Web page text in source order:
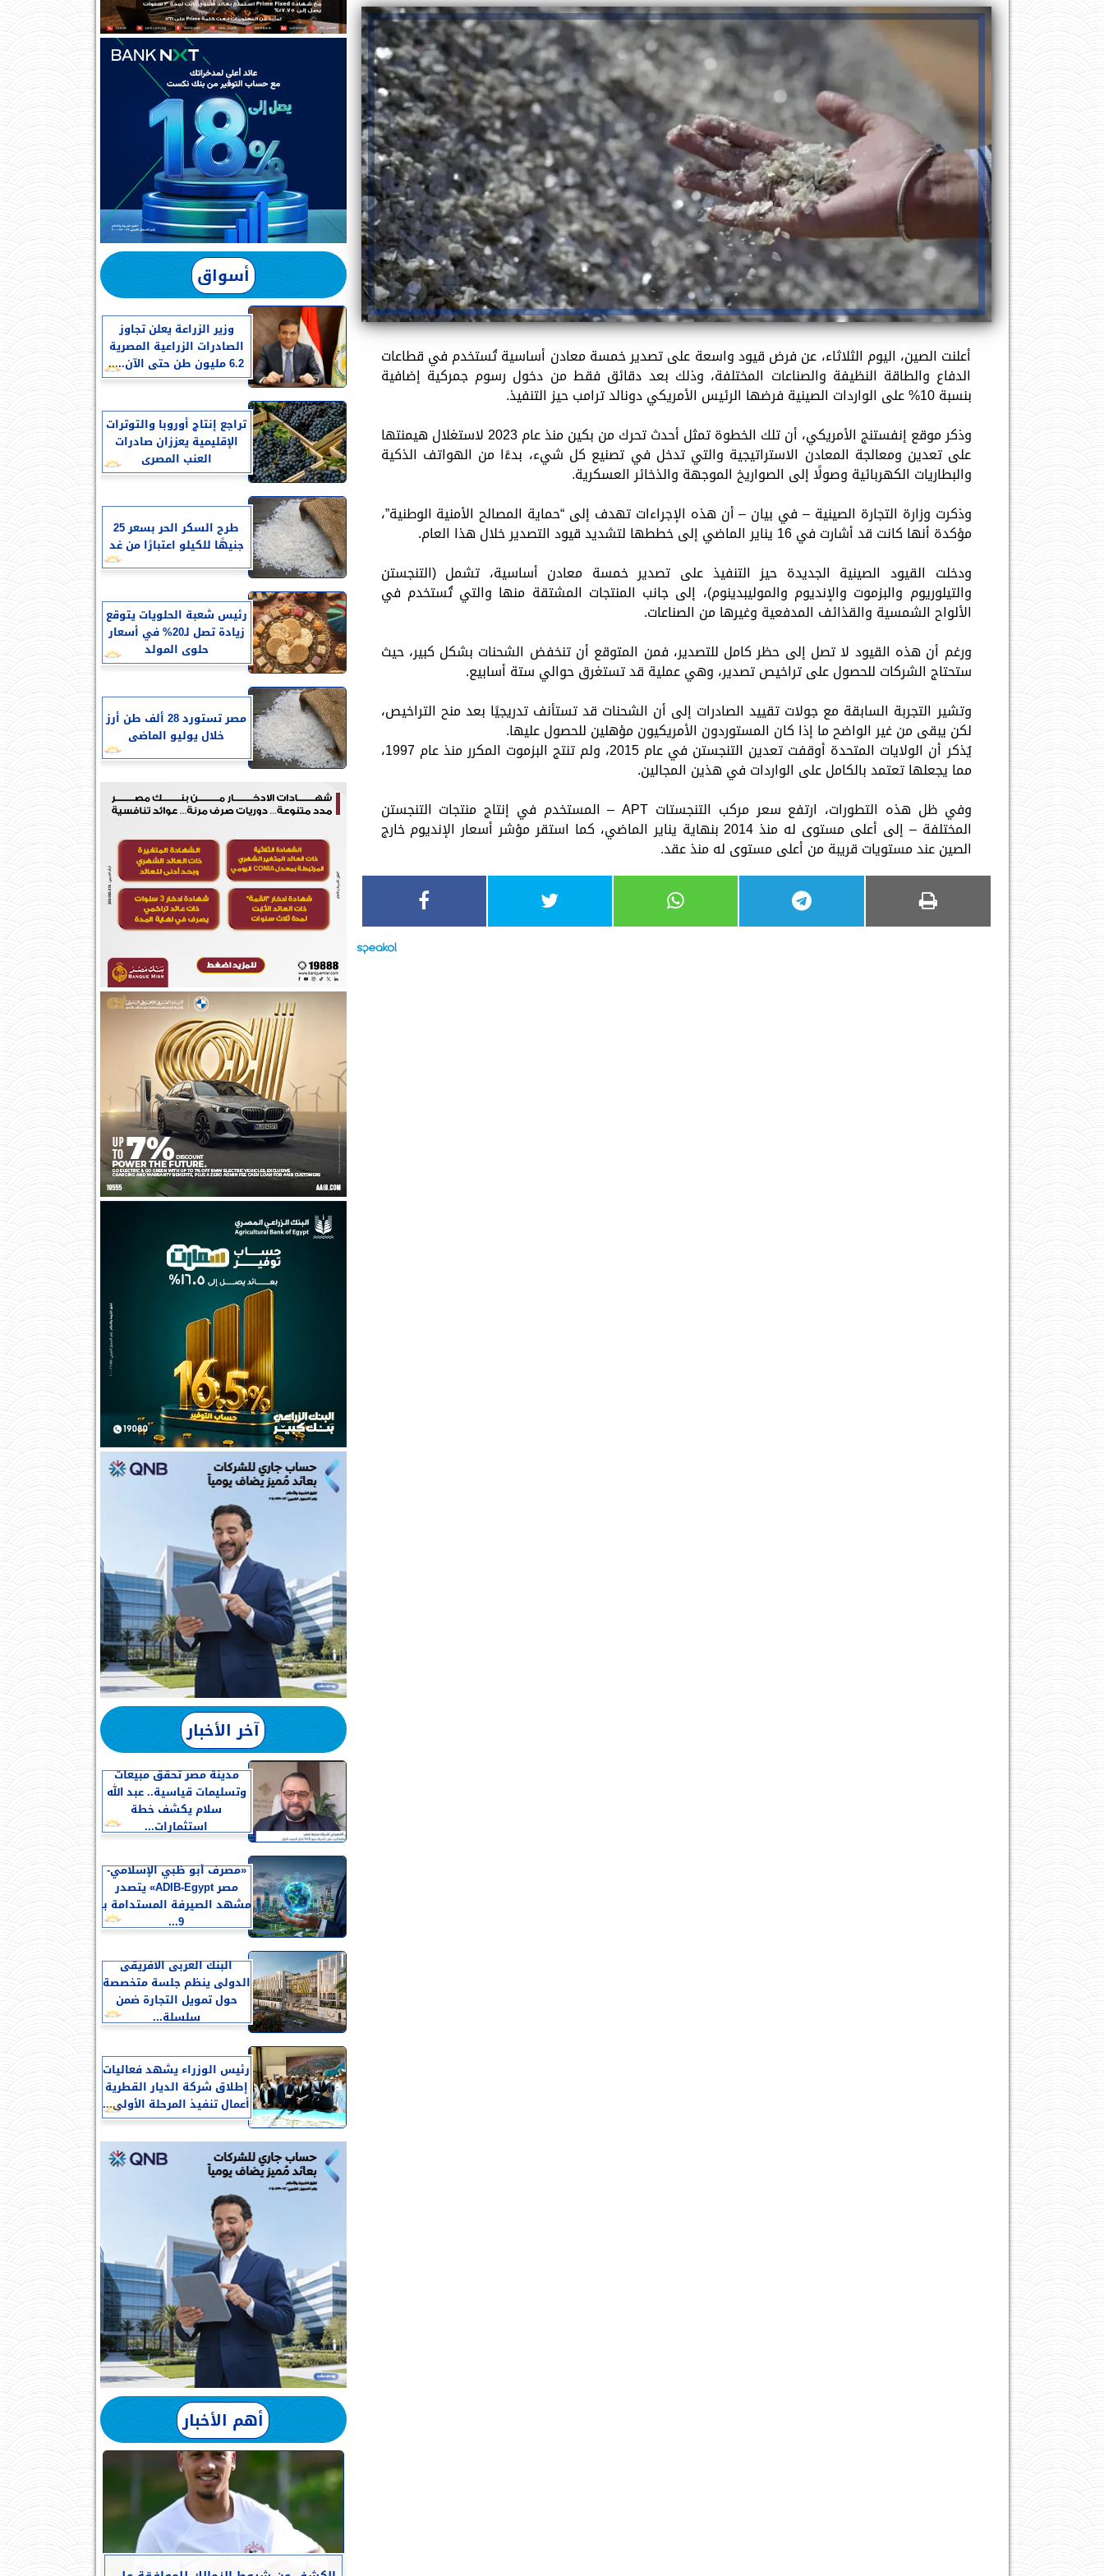
أعلنت الصين، اليوم الثلاثاء، عن فرض قيود واسعة على تصدير خمسة معادن أساسية تُستخدم في قطاعات
الدفاع والطاقة النظيفة والصناعات المختلفة، وذلك بعد دقائق فقط من دخول رسوم جمركية إضافية
بنسبة 10% على الواردات الصينية فرضها الرئيس الأمريكي دونالد ترامب حيز التنفيذ.
وذكر موقع إنفستنج الأمريكي، أن تلك الخطوة تمثل أحدث تحرك من بكين منذ عام 2023 لاستغلال هيمنتها
على تعدين ومعالجة المعادن الاستراتيجية والتي تدخل في تصنيع كل شيء، بدءًا من الهواتف الذكية
والبطاريات الكهربائية وصولًا إلى الصواريخ الموجهة والذخائر العسكرية.
وذكرت وزارة التجارة الصينية – في بيان – أن هذه الإجراءات تهدف إلى “حماية المصالح الأمنية الوطنية”،
مؤكدة أنها كانت قد أشارت في 16 يناير الماضي إلى خططها لتشديد قيود التصدير خلال هذا العام.
ودخلت القيود الصينية الجديدة حيز التنفيذ على تصدير خمسة معادن أساسية، تشمل (التنجستن
والتيلوريوم والبزموت والإنديوم والموليبدينوم)، إلى جانب المنتجات المشتقة منها والتي تُستخدم في
الألواح الشمسية والقذائف المدفعية وغيرها من الصناعات.
ورغم أن هذه القيود لا تصل إلى حظر كامل للتصدير، فمن المتوقع أن تنخفض الشحنات بشكل كبير، حيث
ستحتاج الشركات للحصول على تراخيص تصدير، وهي عملية قد تستغرق حوالي ستة أسابيع.
وتشير التجربة السابقة مع جولات تقييد الصادرات إلى أن الشحنات قد تستأنف تدريجيًا بعد منح التراخيص،
لكن يبقى من غير الواضح ما إذا كان المستوردون الأمريكيون مؤهلين للحصول عليها.
يُذكر أن الولايات المتحدة أوقفت تعدين التنجستن في عام 2015، ولم تنتج البزموت المكرر منذ عام 1997،
مما يجعلها تعتمد بالكامل على الواردات في هذين المجالين.
وفي ظل هذه التطورات، ارتفع سعر مركب التنجستات APT – المستخدم في إنتاج منتجات التنجستن
المختلفة – إلى أعلى مستوى له منذ 2014 بنهاية يناير الماضي، كما استقر مؤشر أسعار الإنديوم خارج
الصين عند مستويات قريبة من أعلى مستوى له منذ عقد.
أسواق
وزير الزراعة يعلن تجاوز
الصادرات الزراعية المصرية
6.2 مليون طن حتى الآن.....
تراجع إنتاج أوروبا والتوترات
الإقليمية يعززان صادرات
العنب المصرى
طرح السكر الحر بسعر 25
جنيهًا للكيلو اعتبارًا من غد
رئيس شعبة الحلويات يتوقع
زيادة تصل لـ20% في أسعار
حلوى المولد
مصر تستورد 28 ألف طن أرز
خلال يوليو الماضى
آخر الأخبار
مدينة مصر تحقق مبيعات
وتسليمات قياسية.. عبد الله
سلام يكشف خطة
استثمارات...
«مصرف أبو ظبي الإسلامي-
مصر ADIB-Egypt» يتصدر
مشهد الصيرفة المستدامة بـ
9...
البنك العربى الافريقى
الدولى ينظم جلسة متخصصة
حول تمويل التجارة ضمن
سلسلة...
رئيس الوزراء يشهد فعاليات
إطلاق شركة الديار القطرية
أعمال تنفيذ المرحلة الأولى...
أهم الأخبار